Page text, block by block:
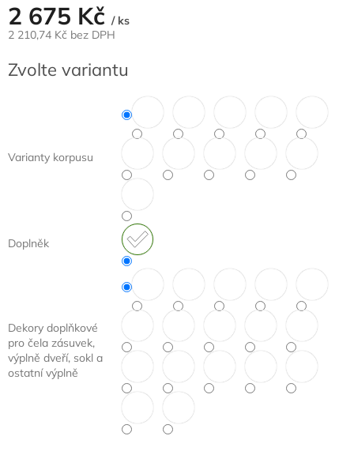
2 675 Kč / ks
2 210,74 Kč bez DPH
cena:
Zvolte variantu
Varianty korpusu
Doplněk
Dekory doplňkové
pro čela zásuvek,
výplně dveří, sokl a
ostatní výplně